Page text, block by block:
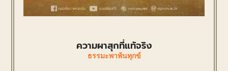
ความผาสุกที่แท้จริง
ธรรมะพาพ้นทุกข์